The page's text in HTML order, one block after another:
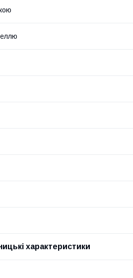
характеристики